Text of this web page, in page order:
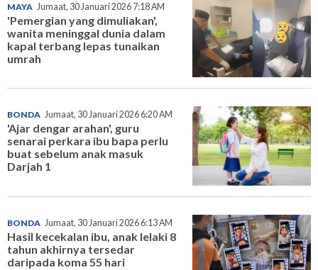
MAYA Jumaat, 30 Januari 2026 7:18 AM
'Pemergian yang dimuliakan',
wanita meninggal dunia dalam
kapal terbang lepas tunaikan
umrah
BONDA Jumaat, 30 Januari 2026 6:20 AM
'Ajar dengar arahan', guru
senarai perkara ibu bapa perlu
buat sebelum anak masuk
Darjah 1
BONDA Jumaat, 30 Januari 2026 6:13 AM
Hasil kecekalan ibu, anak lelaki 8
tahun akhirnya tersedar
daripada koma 55 hari